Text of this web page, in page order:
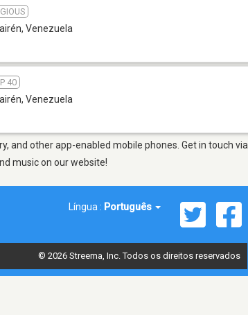
, Venezuela
40
, Venezuela
and other app-enabled mobile phones. Get in touch via
music on our website!
Língua : Português
© 2026 Streema, Inc. Todos os direitos reservados